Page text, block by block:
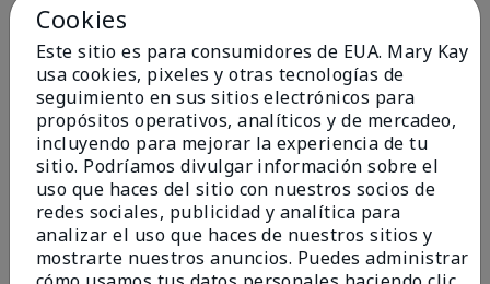
Conclusión
¿Le ha resultado útil esta
opinión?
4 0
Marcar esta opinión
5
Cookies
Este sitio es para consumidores de EUA. Mary Kay
usa cookies, pixeles y otras tecnologías de
seguimiento en sus sitios electrónicos para
propósitos operativos, analíticos y de mercadeo,
incluyendo para mejorar la experiencia de tu
sitio. Podríamos divulgar información sobre el
uso que haces del sitio con nuestros socios de
redes sociales, publicidad y analítica para
analizar el uso que haces de nuestros sitios y
mostrarte nuestros anuncios. Puedes administrar